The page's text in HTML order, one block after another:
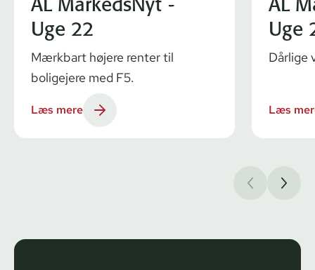
Uge 22
Mærkbart højere renter til
boligejere med F5.
Læs mere
Uge
Dårlige
Læs